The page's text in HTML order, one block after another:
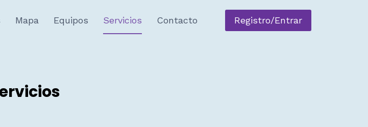
Mapa Equipos Servicios Contacto Registro/Entrar